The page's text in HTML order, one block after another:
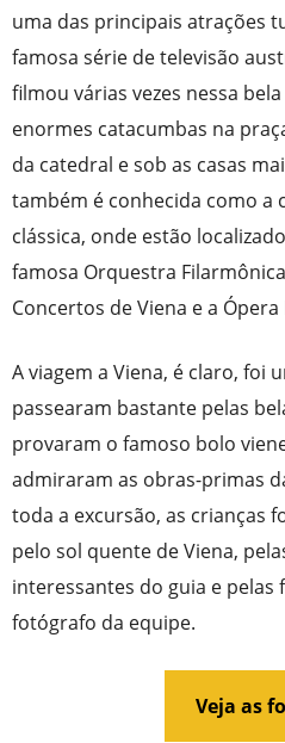
uma das principais atrações
famosa série de televisão
filmou várias vezes nessa
enormes catacumbas na
da catedral e sob as casas
também é conhecida como a
clássica, onde estão
famosa Orquestra
Concertos de Viena e a
A viagem a Viena, é claro, foi
passearam bastante pelas
provaram o famoso bolo
admiraram as obras-primas
toda a excursão, as crianças
pelo sol quente de Viena,
interessantes do guia e
fotógrafo da equipe.
Veja as